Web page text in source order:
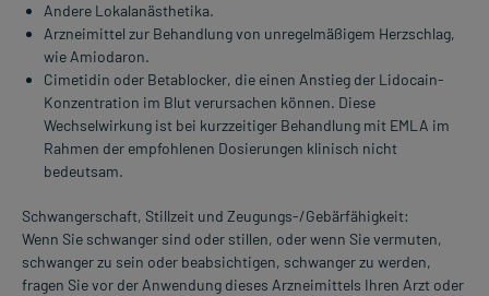
Andere Lokalanästhetika.
Arzneimittel zur Behandlung von unregelmäßigem Herzschlag,
wie Amiodaron.
Cimetidin oder Betablocker, die einen Anstieg der Lidocain-
Konzentration im Blut verursachen können. Diese
Wechselwirkung ist bei kurzzeitiger Behandlung mit EMLA im
Rahmen der empfohlenen Dosierungen klinisch nicht
bedeutsam.
Schwangerschaft, Stillzeit und Zeugungs-/Gebärfähigkeit:
Wenn Sie schwanger sind oder stillen, oder wenn Sie vermuten,
schwanger zu sein oder beabsichtigen, schwanger zu werden,
fragen Sie vor der Anwendung dieses Arzneimittels Ihren Arzt oder